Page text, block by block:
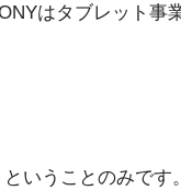
はタブレット事
いうことのみです。